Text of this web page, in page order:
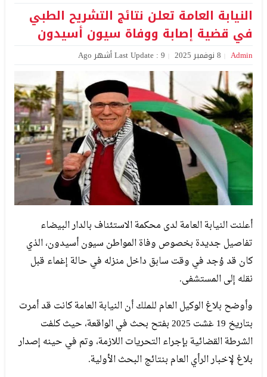
النيابة العامة تعلن نتائج التشريح الطبي
في قضية إصابة ووفاة سيون أسيدون
Admin 8 نوفمبر 2025 Last Update : 9 أشهر Ago
أعلنت النيابة العامة لدى محكمة الاستئناف بالدار البيضاء
تفاصيل جديدة بخصوص وفاة المواطن سيون أسيدون، الذي
كان قد وُجد في وقت سابق داخل منزله في حالة إغماء قبل
نقله إلى المستشفى.
وأوضح بلاغ الوكيل العام للملك أن النيابة العامة كانت قد أمرت
بتاريخ 19 غشت 2025 بفتح بحث في الواقعة، حيث كلفت
الشرطة القضائية بإجراء التحريات اللازمة، وتم في حينه إصدار
بلاغ لإخبار الرأي العام بنتائج البحث الأولية.